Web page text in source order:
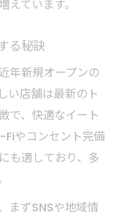
ています。
る秘訣
年新規オープンの
い店舗は最新のト
で、快適なイート
やコンセント完備
も適しており、多
まずSNSや地域情